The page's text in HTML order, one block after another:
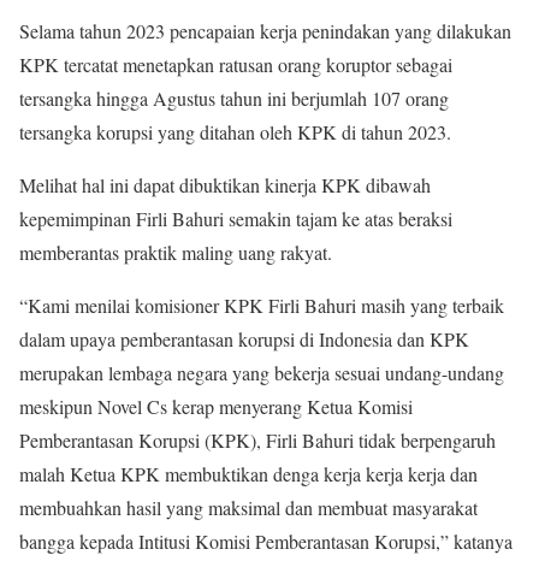
Selama tahun 2023 pencapaian kerja penindakan yang dilakukan
KPK tercatat menetapkan ratusan orang koruptor sebagai
tersangka hingga Agustus tahun ini berjumlah 107 orang
tersangka korupsi yang ditahan oleh KPK di tahun 2023.
Melihat hal ini dapat dibuktikan kinerja KPK dibawah
kepemimpinan Firli Bahuri semakin tajam ke atas beraksi
memberantas praktik maling uang rakyat.
“Kami menilai komisioner KPK Firli Bahuri masih yang terbaik
dalam upaya pemberantasan korupsi di Indonesia dan KPK
merupakan lembaga negara yang bekerja sesuai undang-undang
meskipun Novel Cs kerap menyerang Ketua Komisi
Pemberantasan Korupsi (KPK), Firli Bahuri tidak berpengaruh
malah Ketua KPK membuktikan denga kerja kerja kerja dan
membuahkan hasil yang maksimal dan membuat masyarakat
bangga kepada Intitusi Komisi Pemberantasan Korupsi,” katanya